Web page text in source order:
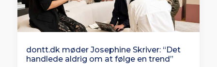
dontt.dk møder Josephine Skriver: “Det
handlede aldrig om at følge en trend”